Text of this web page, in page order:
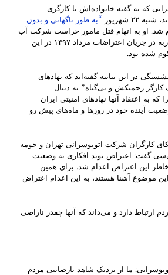
که به گفته خانواده‌اش با کارگری
شهریور
“به طور ناگهانی و بدون
شد. او به اتهام قتل مامور حراست شرکت آب
در شیراز و همینطور محاربه در جریان اعتراضات مرداد ۱۳۹۷ در این
شده بود.
در این بیانیه گفته‌اند که نهادهای
کارگر زحمتکش و بی‌گناه” به دنبال
به اعتقاد آنها نهادهای امنیتی ایران
آینده خود در روزها و ماه‌های پیش رو
کارگران شرکت اتوبوسرانی تهران و حومه
گفت: اعتراض نوید افکاری به وضعیت
این اعتراض اعدام شد. برای همین
موضوع آشنا هستند، به این اعدام اعتراض
ارتباط دارد و می‌داند که آنها چقدر ناراضی
ما از نزدیک شاهد نارضایتی مردم